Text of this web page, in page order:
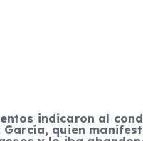
indicaron al
García, quien